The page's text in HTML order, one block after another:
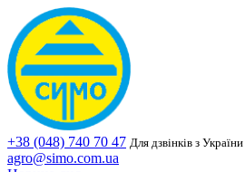
+38 (048) 740 70 47 Для дзвінків з України
agro@simo.com.ua